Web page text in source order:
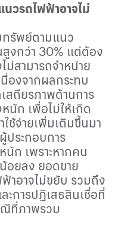
วรถไฟฟ้าอาจไม่
ทรัพย์ตามแนว
งกว่า 30% แต่ต้อง
ม่สามารถจำหน่าย
องจากผลกระทบ
สถียรภาพด้านการ
นัก เพื่อไม่ให้เกิด
ช้จ่ายเพิ่มเติมขึ้นมา
ประกอบการ
ก เพราะหากคน
อยลง ยอดขาย
าอาจไม่ขยับ รวมถึง
ะการปฏิเสธสินเชื่อที่
ณีที่ภาพรวม